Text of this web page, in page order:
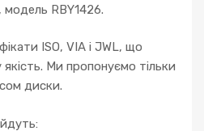
RBY1426.
ISO, VIA і JWL, що
Ми пропонуємо тільки
диски.